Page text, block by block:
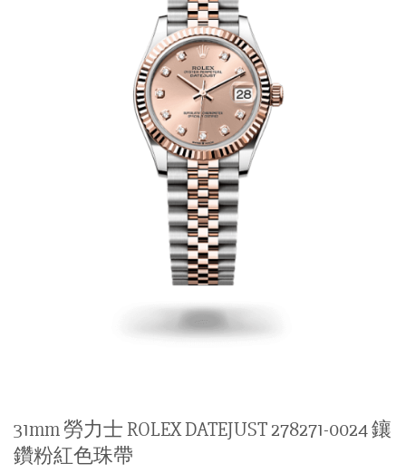
31mm 勞力士 ROLEX DATEJUST 278271-0024 鑲
鑽粉紅色珠帶